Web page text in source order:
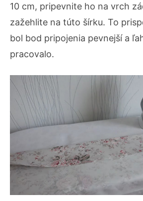
10 cm, pripevnite ho na vrch
zažehlite na túto šírku. To
bol bod pripojenia pevnejší a
pracovalo.